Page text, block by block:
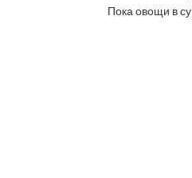
Пока овощи в